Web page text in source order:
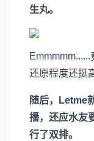
生丸。
还原程度还挺
随后，Letme
播，还应水友
行了双排。